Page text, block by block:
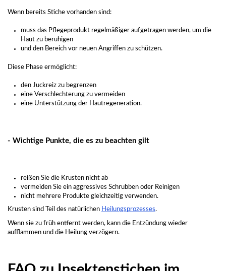
Wenn bereits Stiche vorhanden sind:
muss das Pflegeprodukt regelmäßiger aufgetragen werden, um die
Haut zu beruhigen
und den Bereich vor neuen Angriffen zu schützen.
Diese Phase ermöglicht:
den Juckreiz zu begrenzen
eine Verschlechterung zu vermeiden
eine Unterstützung der Hautregeneration.
- Wichtige Punkte, die es zu beachten gilt
reißen Sie die Krusten nicht ab
vermeiden Sie ein aggressives Schrubben oder Reinigen
nicht mehrere Produkte gleichzeitig verwenden.
Krusten sind Teil des natürlichen Heilungsprozesses.
Wenn sie zu früh entfernt werden, kann die Entzündung wieder
aufflammen und die Heilung verzögern.